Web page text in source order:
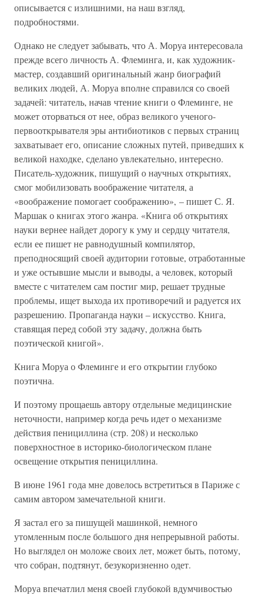
описывается с излишними, на наш взгляд,
подробностями.
Однако не следует забывать, что А. Моруа интересовала
прежде всего личность А. Флеминга, и, как художник-
мастер, создавший оригинальный жанр биографий
великих людей, А. Моруа вполне справился со своей
задачей: читатель, начав чтение книги о Флеминге, не
может оторваться от нее, образ великого ученого-
первооткрывателя эры антибиотиков с первых страниц
захватывает его, описание сложных путей, приведших к
великой находке, сделано увлекательно, интересно.
Писатель-художник, пишущий о научных открытиях,
смог мобилизовать воображение читателя, а
«воображение помогает соображению», – пишет С. Я.
Маршак о книгах этого жанра. «Книга об открытиях
науки вернее найдет дорогу к уму и сердцу читателя,
если ее пишет не равнодушный компилятор,
преподносящий своей аудитории готовые, отработанные
и уже остывшие мысли и выводы, а человек, который
вместе с читателем сам постиг мир, решает трудные
проблемы, ищет выхода их противоречий и радуется их
разрешению. Пропаганда науки – искусство. Книга,
ставящая перед собой эту задачу, должна быть
поэтической книгой».
Книга Моруа о Флеминге и его открытии глубоко
поэтична.
И поэтому прощаешь автору отдельные медицинские
неточности, например когда речь идет о механизме
действия пенициллина (стр. 208) и несколько
поверхностное в историко-биологическом плане
освещение открытия пенициллина.
В июне 1961 года мне довелось встретиться в Париже с
самим автором замечательной книги.
Я застал его за пишущей машинкой, немного
утомленным после большого дня непрерывной работы.
Но выглядел он моложе своих лет, может быть, потому,
что собран, подтянут, безукоризненно одет.
Моруа впечатлил меня своей глубокой вдумчивостью